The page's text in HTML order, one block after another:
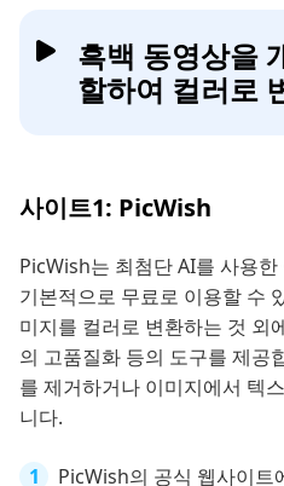
흑백 동영상을
할하여 컬러로
사이트1: PicWish
PicWish는 최첨단 AI를 사용
기본적으로 무료로 이용할 수
미지를 컬러로 변환하는 것 외
의 고품질화 등의 도구를 제공
를 제거하거나 이미지에서 텍
니다.
PicWish의 공식 웹사이트